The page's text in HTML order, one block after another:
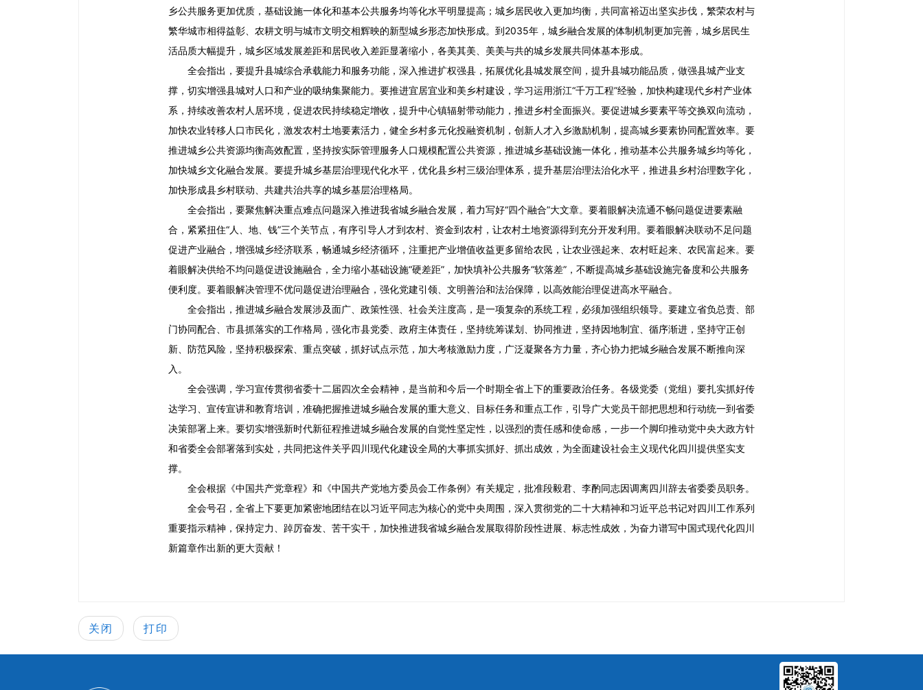
乡公共服务更加优质，基础设施一体化和基本公共服务均等化水平明显提高；城乡居民收入更加均衡，共同富裕迈出坚实步伐，繁荣农村与
繁华城市相得益彰、农耕文明与城市文明交相辉映的新型城乡形态加快形成。到2035年，城乡融合发展的体制机制更加完善，城乡居民生
活品质大幅提升，城乡区域发展差距和居民收入差距显著缩小，各美其美、美美与共的城乡发展共同体基本形成。
全会指出，要提升县城综合承载能力和服务功能，深入推进扩权强县，拓展优化县城发展空间，提升县城功能品质，做强县城产业支
撑，切实增强县城对人口和产业的吸纳集聚能力。要推进宜居宜业和美乡村建设，学习运用浙江“千万工程”经验，加快构建现代乡村产业体
系，持续改善农村人居环境，促进农民持续稳定增收，提升中心镇辐射带动能力，推进乡村全面振兴。要促进城乡要素平等交换双向流动，
加快农业转移人口市民化，激发农村土地要素活力，健全乡村多元化投融资机制，创新人才入乡激励机制，提高城乡要素协同配置效率。要
推进城乡公共资源均衡高效配置，坚持按实际管理服务人口规模配置公共资源，推进城乡基础设施一体化，推动基本公共服务城乡均等化，
加快城乡文化融合发展。要提升城乡基层治理现代化水平，优化县乡村三级治理体系，提升基层治理法治化水平，推进县乡村治理数字化，
加快形成县乡村联动、共建共治共享的城乡基层治理格局。
全会指出，要聚焦解决重点难点问题深入推进我省城乡融合发展，着力写好“四个融合”大文章。要着眼解决流通不畅问题促进要素融
合，紧紧扭住“人、地、钱”三个关节点，有序引导人才到农村、资金到农村，让农村土地资源得到充分开发利用。要着眼解决联动不足问题
促进产业融合，增强城乡经济联系，畅通城乡经济循环，注重把产业增值收益更多留给农民，让农业强起来、农村旺起来、农民富起来。要
着眼解决供给不均问题促进设施融合，全力缩小基础设施“硬差距”，加快填补公共服务“软落差”，不断提高城乡基础设施完备度和公共服务
便利度。要着眼解决管理不优问题促进治理融合，强化党建引领、文明善治和法治保障，以高效能治理促进高水平融合。
全会指出，推进城乡融合发展涉及面广、政策性强、社会关注度高，是一项复杂的系统工程，必须加强组织领导。要建立省负总责、部
门协同配合、市县抓落实的工作格局，强化市县党委、政府主体责任，坚持统筹谋划、协同推进，坚持因地制宜、循序渐进，坚持守正创
新、防范风险，坚持积极探索、重点突破，抓好试点示范，加大考核激励力度，广泛凝聚各方力量，齐心协力把城乡融合发展不断推向深
入。
全会强调，学习宣传贯彻省委十二届四次全会精神，是当前和今后一个时期全省上下的重要政治任务。各级党委（党组）要扎实抓好传
达学习、宣传宣讲和教育培训，准确把握推进城乡融合发展的重大意义、目标任务和重点工作，引导广大党员干部把思想和行动统一到省委
决策部署上来。要切实增强新时代新征程推进城乡融合发展的自觉性坚定性，以强烈的责任感和使命感，一步一个脚印推动党中央大政方针
和省委全会部署落到实处，共同把这件关乎四川现代化建设全局的大事抓实抓好、抓出成效，为全面建设社会主义现代化四川提供坚实支
撑。
全会根据《中国共产党章程》和《中国共产党地方委员会工作条例》有关规定，批准段毅君、李酌同志因调离四川辞去省委委员职务。
全会号召，全省上下要更加紧密地团结在以习近平同志为核心的党中央周围，深入贯彻党的二十大精神和习近平总书记对四川工作系列
重要指示精神，保持定力、踔厉奋发、苦干实干，加快推进我省城乡融合发展取得阶段性进展、标志性成效，为奋力谱写中国式现代化四川
新篇章作出新的更大贡献！
关闭 打印